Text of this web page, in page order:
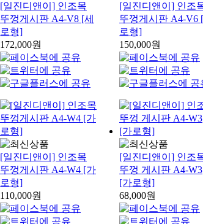
[일진디앤이] 인조목
뚜껑게시판 A4-V8 [세
로형]
172,000원
[일진디앤이] 인조
뚜껑게시판 A4-V6 [
로형]
150,000원
[일진디앤이] 인조목
뚜껑게시판 A4-W4 [가
로형]
110,000원
[일진디앤이] 인조
뚜껑 게시판 A4-W3
[가로형]
68,000원